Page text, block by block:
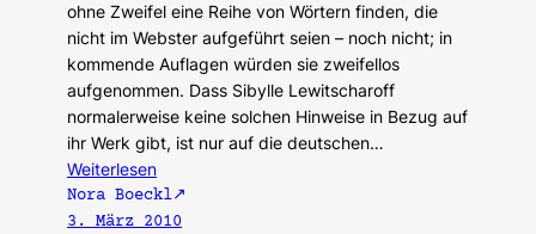
ohne Zweifel eine Reihe von Wörtern finden, die
nicht im Webster aufgeführt seien – noch nicht; in
kommende Auflagen würden sie zweifellos
aufgenommen. Dass Sibylle Lewitscharoff
normalerweise keine solchen Hinweise in Bezug auf
ihr Werk gibt, ist nur auf die deutschen…
Weiterlesen
Nora Boeckl
3. März 2010